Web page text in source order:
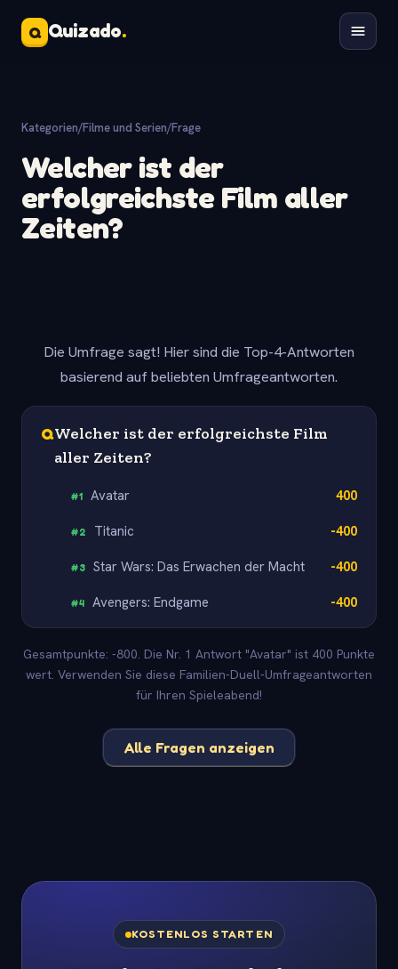
Q Quizado.
Kategorien/Filme und Serien/Frage
Welcher ist der
erfolgreichste Film aller
Zeiten?
Die Umfrage sagt! Hier sind die Top-4-Antworten
basierend auf beliebten Umfrageantworten.
QWelcher ist der erfolgreichste Film
aller Zeiten?
#1 Avatar 400
#2 Titanic -400
#3 Star Wars: Das Erwachen der Macht -400
#4 Avengers: Endgame -400
Gesamtpunkte: -800. Die Nr. 1 Antwort "Avatar" ist 400 Punkte
wert. Verwenden Sie diese Familien-Duell-Umfrageantworten
für Ihren Spieleabend!
Alle Fragen anzeigen
KOSTENLOS STARTEN